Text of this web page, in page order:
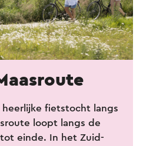
fietstocht langs
loopt langs de
tot einde. In het Zuid-